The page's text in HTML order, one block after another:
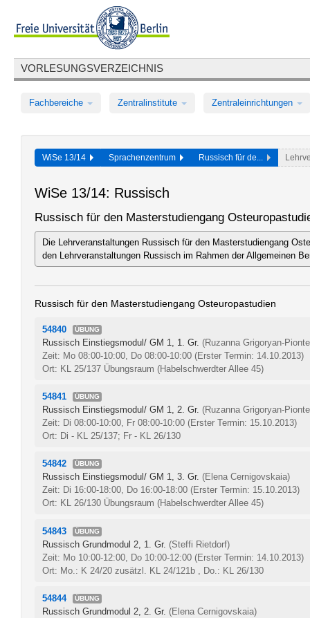
VORLESUNGSVERZEICHNIS
Fachbereiche Zentralinstitute Zentraleinrichtungen
WiSe 13/14 Sprachenzentrum Russisch für de...
WiSe 13/14: Russisch
Russisch für den Masterstudiengang
Die Lehrveranstaltungen Russisch für den Masterstudiengang
den Lehrveranstaltungen Russisch im Rahmen der Allgemeinen
Russisch für den Masterstudiengang Osteuropastudien
54840 ÜBUNG
Russisch Einstiegsmodul/ GM 1, 1. Gr. (Ruzanna Grigoryan-
Zeit: Mo 08:00-10:00, Do 08:00-10:00 (Erster Termin: 14.10.2013)
Ort: KL 25/137 Übungsraum (Habelschwerdter Allee 45)
54841 ÜBUNG
Russisch Einstiegsmodul/ GM 1, 2. Gr. (Ruzanna Grigoryan-
Zeit: Di 08:00-10:00, Fr 08:00-10:00 (Erster Termin: 15.10.2013)
Ort: Di - KL 25/137; Fr - KL 26/130
54842 ÜBUNG
Russisch Einstiegsmodul/ GM 1, 3. Gr. (Elena Cernigovskaia)
Zeit: Di 16:00-18:00, Do 16:00-18:00 (Erster Termin: 15.10.2013)
Ort: KL 26/130 Übungsraum (Habelschwerdter Allee 45)
54843 ÜBUNG
Russisch Grundmodul 2, 1. Gr. (Steffi Rietdorf)
Zeit: Mo 10:00-12:00, Do 10:00-12:00 (Erster Termin: 14.10.2013)
Ort: Mo.: K 24/20 zusätzl. KL 24/121b , Do.: KL 26/130
54844 ÜBUNG
Russisch Grundmodul 2, 2. Gr. (Elena Cernigovskaia)